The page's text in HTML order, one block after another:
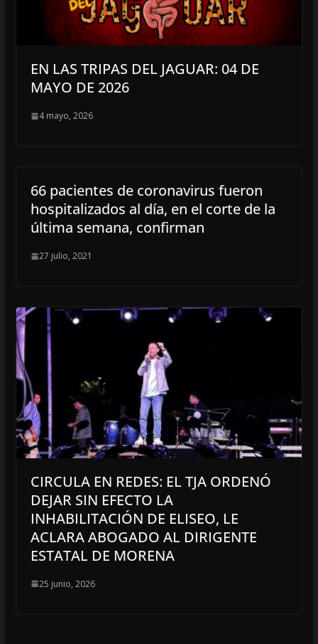
EN LAS TRIPAS DEL JAGUAR: 04 DE
MAYO DE 2026
4 mayo, 2026
66 pacientes de coronavirus fueron
hospitalizados al día, en el corte de la
última semana, confirman
27 julio, 2021
CIRCULA EN REDES: EL TJA ORDENÓ
DEJAR SIN EFECTO LA
INHABILITACIÓN DE ELISEO, LE
ACLARA ABOGADO AL DIRIGENTE
ESTATAL DE MORENA
25 junio, 2026